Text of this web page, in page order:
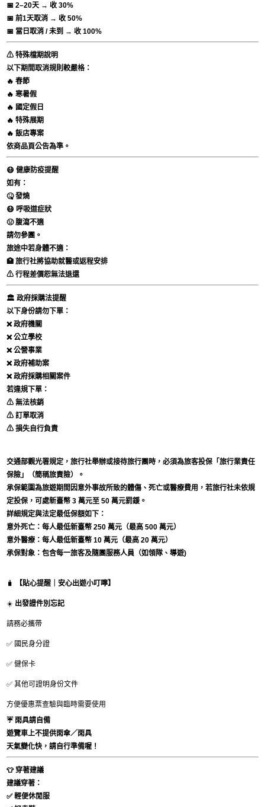
📅 2–20天 → 收 30%
📅 前1天取消 → 收 50%
📅 當日取消 / 未到 → 收 100%
⚠ 特殊檔期說明
以下期間取消規則較嚴格：
🔥 春節
🔥 寒暑假
🔥 國定假日
🔥 特殊展期
🔥 飯店專案
依商品頁公告為準。
😷 健康防疫提醒
如有：
🤒 發燒
😷 呼吸道症狀
🤢 腹瀉不適
請勿參團。
旅途中若身體不適：
🏥 旅行社將協助就醫或返程安排
⚠ 行程差價恕無法退還
🏛 政府採購法提醒
以下身份請勿下單：
❌ 政府機關
❌ 公立學校
❌ 公營事業
❌ 政府補助案
❌ 政府採購相關案件
若違規下單：
⚠ 無法核銷
⚠ 訂單取消
⚠ 損失自行負責
交通部觀光署規定，旅行社舉辦或接待旅行團時，必須為旅客投保「旅行業責任
保險」（簡稱旅責險）。
承保範圍為旅遊期間因意外事故所致的體傷、死亡或醫療費用，若旅行社未依規
定投保，可處新臺幣 3 萬元至 50 萬元罰鍰。
詳細規定與法定最低保額如下：
意外死亡：每人最低新臺幣 250 萬元（最高 500 萬元）
意外醫療：每人最低新臺幣 10 萬元（最高 20 萬元）
承保對象：包含每一旅客及隨團服務人員（如領隊、導遊)
🧳 【貼心提醒｜安心出遊小叮嚀】
☀️ 出發證件別忘記
請務必攜帶
✅ 國民身分證
✅ 健保卡
✅ 其他可證明身份文件
方便優惠票查驗與臨時需要使用
☔雨具請自備
遊覽車上不提供雨傘／雨具
天氣變化快，請自行準備喔！
👕 穿著建議
建議穿著：
✅ 輕便休閒服